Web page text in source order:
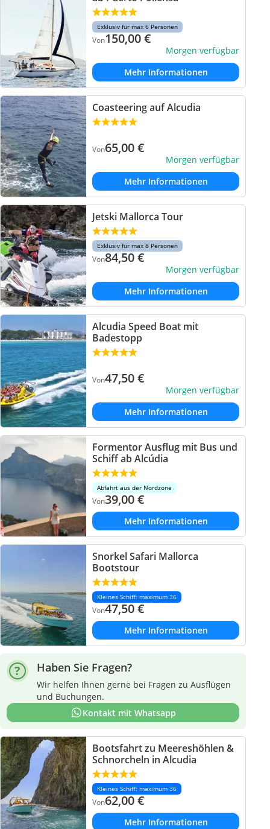
Exklusiv für max 6 Personen
Von150,00€
Morgen verfügbar
Mehr Informationen
Coasteering auf Alcudia
Von65,00€
Morgen verfügbar
Mehr Informationen
Jetski Mallorca Tour
Exklusiv für max 8 Personen
Von84,50€
Morgen verfügbar
Mehr Informationen
Alcudia Speed Boat mit
Badestopp
Von47,50€
Morgen verfügbar
Mehr Informationen
Formentor Ausflug mit Bus und
Schiff ab Alcúdia
Abfahrt aus der Nordzone
Von39,00€
Mehr Informationen
Snorkel Safari Mallorca
Bootstour
Kleines Schiff: maximum 36
Von47,50€
Mehr Informationen
Haben Sie Fragen?
Wir helfen Ihnen gerne bei Fragen zu Ausflügen
und Buchungen.
Kontakt mit Whatsapp
Bootsfahrt zu Meereshöhlen &
Schnorcheln in Alcudia
Kleines Schiff: maximum 36
Von62,00€
Mehr Informationen